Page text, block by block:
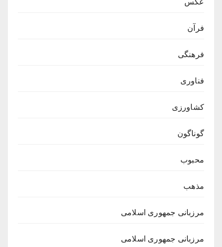
عکس
فرآن
فرهنگی
فناوری
کشاورزی
گوناگون
محبوب
مذهب
مرزبانی جمهوری اسلامی
مرزبانی جمهوری اسلامی